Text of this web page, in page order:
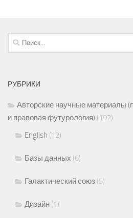
Найти:
РУБРИКИ
Авторские научные материалы
и правовая футурология) (192)
English (12)
Базы данных (6)
Галактический союз (5)
Дизайн (1)